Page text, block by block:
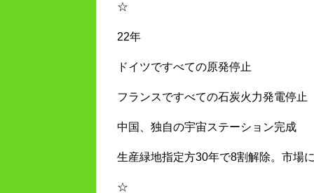
☆
22年
ドイツですべての原発停止
フランスですべての石炭火力発電停止
中国、独自の宇宙ステーション完成
生産緑地指定方30年で8割解除。市場
☆